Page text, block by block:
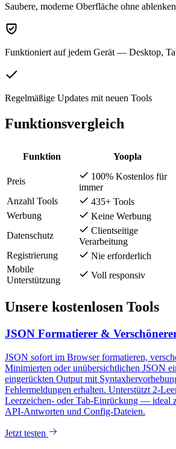
Saubere, moderne Oberfläche ohne
Funktioniert auf jedem Gerät — Desktop,
Regelmäßige Updates mit neuen Tools
Funktionsvergleich
Funktion Yoopla
Preis
100% Kostenlos für
immer
Anzahl Tools
435+ Tools
Werbung
Keine Werbung
Datenschutz
Clientseitige
Verarbeitung
Registrierung
Nie erforderlich
Mobile
Unterstützung
Voll responsiv
Unsere kostenlosen Tools
JSON Formatierer &
JSON sofort im Browser formatieren,
Minimierten oder unübersichtlichen JSON
eingerückten Output mit
Fehlermeldungen erhalten. Unterstützt 2-
Leerzeichen- oder Tab-Einrückung — ideal
API-Antworten und Config-Dateien.
Jetzt testen